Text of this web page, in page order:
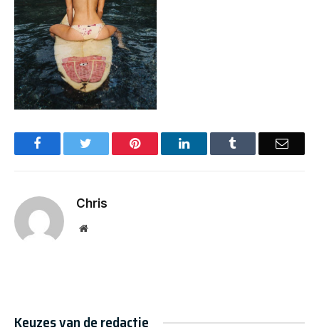
Facebook Pinterest LinkedIn Email
Chris
Website
Keuzes van de redactie